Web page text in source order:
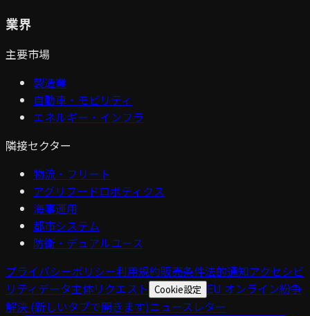
業界
主要市場
製造業
自動車・モビリティ
エネルギー・インフラ
隣接セクター
物流・フリート
アグリフードロボティクス
海事運用
都市システム
防衛・デュアルユース
プライバシーポリシー利用規約販売条件法的通知アクセシビ
リティデータ主体リクエスト Cookie設定 EU オンライン紛争
解決 (新しいタブで開きます)ニュースレター